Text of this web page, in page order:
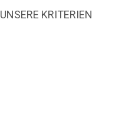
UNSERE KRITERIEN